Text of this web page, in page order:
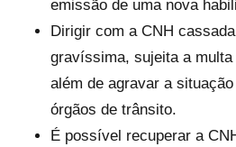
emissão de uma nova
Dirigir com a CNH
gravíssima, sujeita a
além de agravar a
órgãos de trânsito.
É possível recuperar a